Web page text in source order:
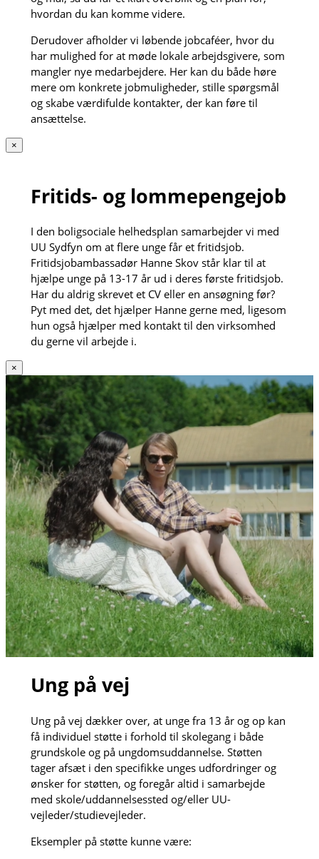
hvordan du kan komme videre.
Derudover afholder vi løbende jobcaféer, hvor du
har mulighed for at møde lokale arbejdsgivere, som
mangler nye medarbejdere. Her kan du både høre
mere om konkrete jobmuligheder, stille spørgsmål
og skabe værdifulde kontakter, der kan føre til
ansættelse.
×
Fritids- og lommepengejob
I den boligsociale helhedsplan samarbejder vi med
UU Sydfyn om at flere unge får et fritidsjob.
Fritidsjobambassadør Hanne Skov står klar til at
hjælpe unge på 13-17 år ud i deres første fritidsjob.
Har du aldrig skrevet et CV eller en ansøgning før?
Pyt med det, det hjælper Hanne gerne med, ligesom
hun også hjælper med kontakt til den virksomhed
du gerne vil arbejde i.
×
Ung på vej
Ung på vej dækker over, at unge fra 13 år og op kan
få individuel støtte i forhold til skolegang i både
grundskole og på ungdomsuddannelse. Støtten
tager afsæt i den specifikke unges udfordringer og
ønsker for støtten, og foregår altid i samarbejde
med skole/uddannelsessted og/eller UU-
vejleder/studievejleder.
Eksempler på støtte kunne være: